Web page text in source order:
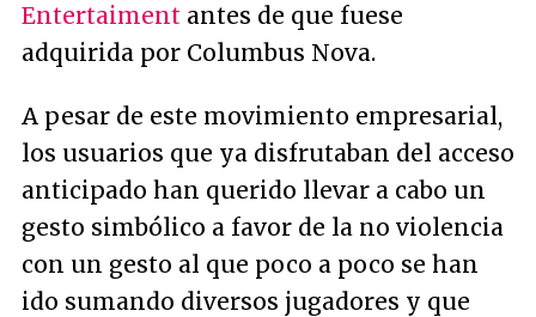
Entertaiment antes de que fuese
adquirida por Columbus Nova.
A pesar de este movimiento empresarial,
los usuarios que ya disfrutaban del acceso
anticipado han querido llevar a cabo un
gesto simbólico a favor de la no violencia
con un gesto al que poco a poco se han
ido sumando diversos jugadores y que